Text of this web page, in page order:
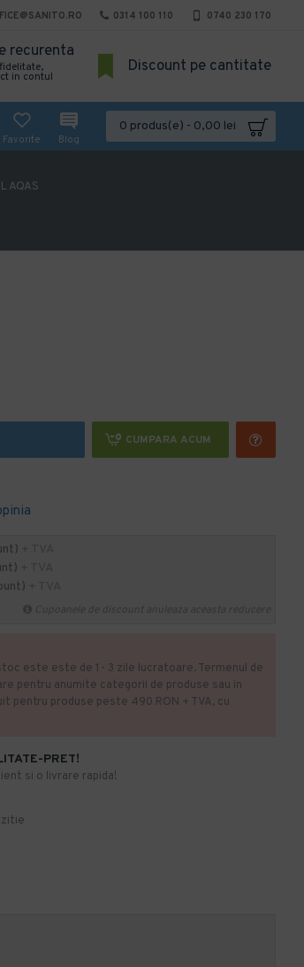
0314 100 110 0740 230 170
recurenta
in contul
Discount pe cantitate
Favorite Blog
0 produs(e) - 0,00 lei
AQAS
CUMPARA ACUM
PRET!
si o livrare rapida!
este este de 1- 3 zile lucratoare. Termenul de
pentru anumite categorii de produse sau in
pentru produse peste 490 RON + TVA, cu